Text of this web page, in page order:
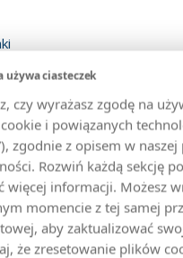
używa ciasteczek
czy wyrażasz zgodę na
i powiązanych
zgodnie z opisem w
Rozwiń każdą sekcję
więcej informacji. Możesz
momencie z tej samej
aby zaktualizować
że zresetowanie plików